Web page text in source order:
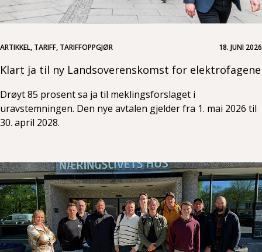
ARTIKKEL, TARIFF, TARIFFOPPGJØR 18. JUNI 2026
Klart ja til ny Landsoverenskomst for elektrofagene
Drøyt 85 prosent sa ja til meklingsforslaget i
uravstemningen. Den nye avtalen gjelder fra 1. mai 2026 til
30. april 2028.